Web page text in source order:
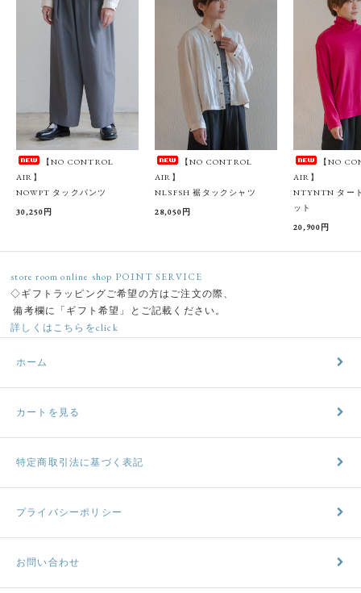
【NO CONTROL
AIR】
NOWPT タックパンツ
30,250円
【NO CONTROL
AIR】
NLSFSH 裾タックシャツ
28,050円
【NO
AIR】
NTYNTN ター
ット
20,900円
store room online shop POINT SERVICE
◇ギフトラッピングご希望の方はご注文の際、
備考欄に「ギフト希望」とご記載ください。
詳しくはこちらをclick
ホーム
カートを見る
特定商取引法に基づく表記
プライバシーポリシー
お問い合わせ